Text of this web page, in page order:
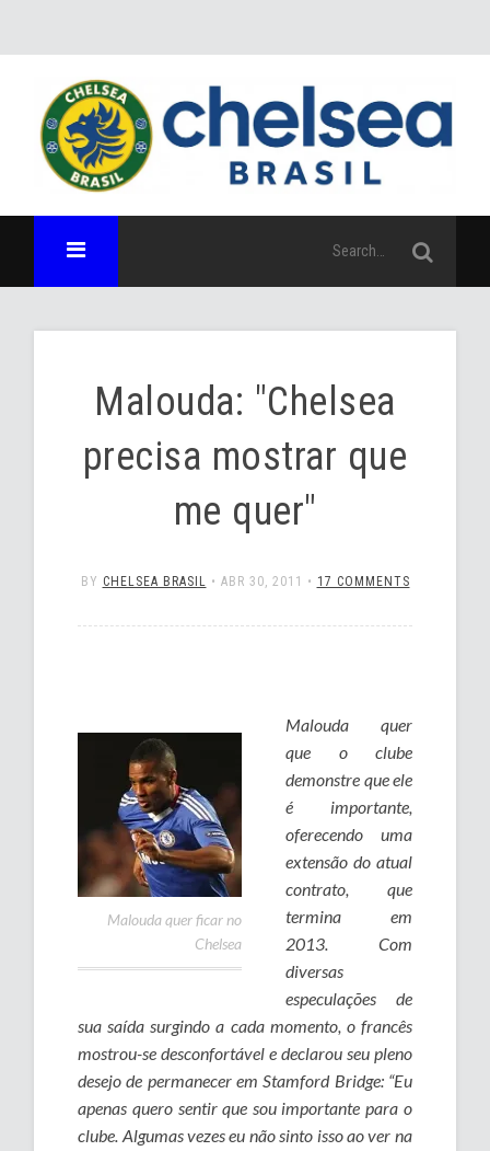
Malouda: "Chelsea
precisa mostrar que
me quer"
BY CHELSEA BRASIL • ABR 30, 2011 • 17 COMMENTS
Malouda quer ficar no
Chelsea
Malouda quer
que o clube
demonstre que ele
é importante,
oferecendo uma
extensão do atual
contrato, que
termina em
2013. Com
diversas
especulações de
sua saída surgindo a cada momento, o francês
mostrou-se desconfortável e declarou seu pleno
desejo de permanecer em Stamford Bridge: “Eu
apenas quero sentir que sou importante para o
clube. Algumas vezes eu não sinto isso ao ver na